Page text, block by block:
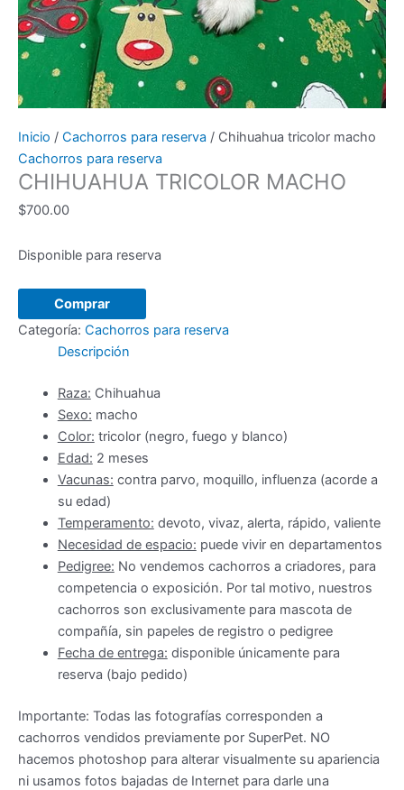
Inicio / Cachorros para reserva / Chihuahua tricolor macho
Cachorros para reserva
CHIHUAHUA TRICOLOR MACHO
$700.00
Disponible para reserva
Chihuahua
tricolor
macho
Comprar
Categoría: Cachorros para reserva
Descripción
Raza: Chihuahua
Sexo: macho
Color: tricolor (negro, fuego y blanco)
Edad: 2 meses
Vacunas: contra parvo, moquillo, influenza (acorde a
su edad)
Temperamento: devoto, vivaz, alerta, rápido, valiente
Necesidad de espacio: puede vivir en departamentos
Pedigree: No vendemos cachorros a criadores, para
competencia o exposición. Por tal motivo, nuestros
cachorros son exclusivamente para mascota de
compañía, sin papeles de registro o pedigree
Fecha de entrega: disponible únicamente para
reserva (bajo pedido)
Importante: Todas las fotografías corresponden a
cachorros vendidos previamente por SuperPet. NO
hacemos photoshop para alterar visualmente su apariencia
ni usamos fotos bajadas de Internet para darle una